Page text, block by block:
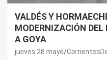
VALDÉS Y
MODERNIZACIÓN DEL
A GOYA
jueves 28 mayo